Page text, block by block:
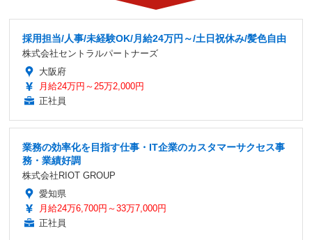
採用担当/人事/未経験OK/月給24万円～/土日祝休み/髪色自由
株式会社セントラルパートナーズ
大阪府
月給24万円～25万2,000円
正社員
業務の効率化を目指す仕事・IT企業のカスタマーサクセス事
務・業績好調
株式会社RIOT GROUP
愛知県
月給24万6,700円～33万7,000円
正社員